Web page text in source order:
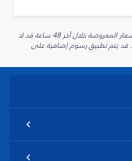
* تم الحصول على جميع الأسعار المعروضة خلال آخر 48 ساعة قد لا
قد يتم تطبيق رسوم إضافية على